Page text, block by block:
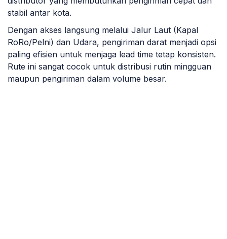
stabil antar kota.
Dengan akses langsung melalui Jalur Laut (Kapal
RoRo/Pelni) dan Udara, pengiriman darat menjadi opsi
paling efisien untuk menjaga lead time tetap konsisten.
Rute ini sangat cocok untuk distribusi rutin mingguan
maupun pengiriman dalam volume besar.